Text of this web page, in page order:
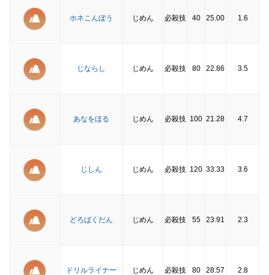
ホネこんぼう じめん 必殺技 40 25.00 1.6
じならし じめん 必殺技 80 22.86 3.5
あなをほる じめん 必殺技 100 21.28 4.7
じしん じめん 必殺技 120 33.33 3.6
どろばくだん じめん 必殺技 55 23.91 2.3
ドリルライナー じめん 必殺技 80 28.57 2.8